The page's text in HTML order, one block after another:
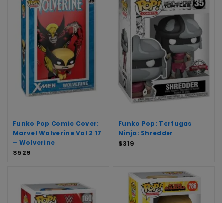
Funko Pop Comic Cover:
Marvel Wolverine Vol 2 17
– Wolverine
$529
Funko Pop: Tortugas
Ninja: Shredder
$319